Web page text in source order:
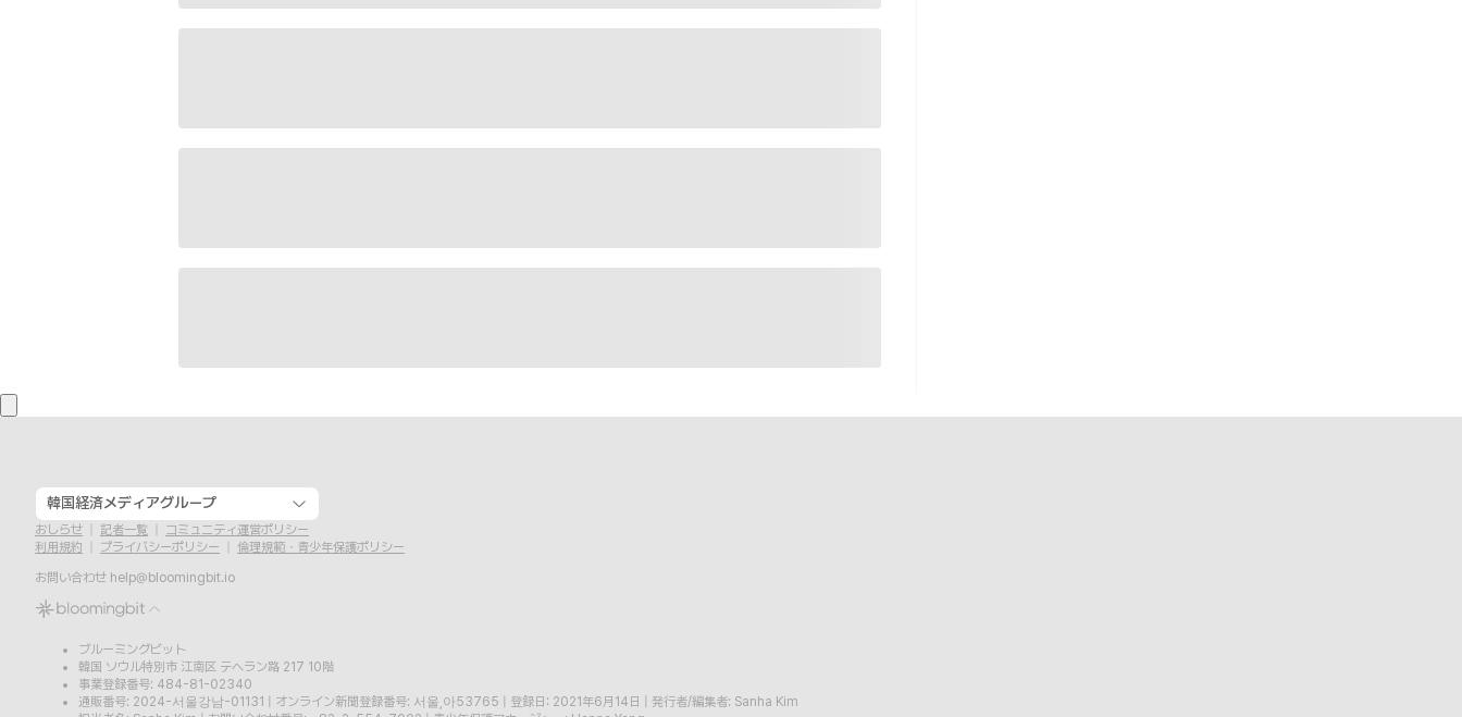
韓国経済メディアグループ
おしらせ 記者一覧
コミュニティ運営ポリシー
利用規約
プライバシーポリシー
倫理規範・青少年保護ポリシー
お問い合わせ help@bloomingbit.io
ブルーミングビット
韓国 ソウル特別市 江南区 テヘラン路 217 10階
事業登録番号: 484-81-02340
通販番号: 2024-서울강남-01131
オンライン新聞登録番号: 서울,아53765 登録日: 2021年6月14日
発行者/編集者: Sanha Kim